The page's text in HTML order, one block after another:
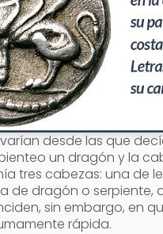
desde las que
un dragón y la
tres cabezas: una de
de dragón o serpiente,
sin embargo, en
rápida.